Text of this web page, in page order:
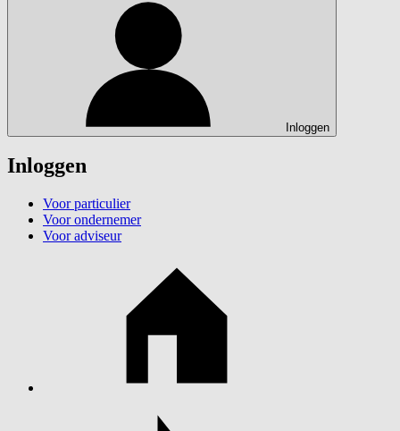
Inloggen
Inloggen
Voor particulier
Voor ondernemer
Voor adviseur